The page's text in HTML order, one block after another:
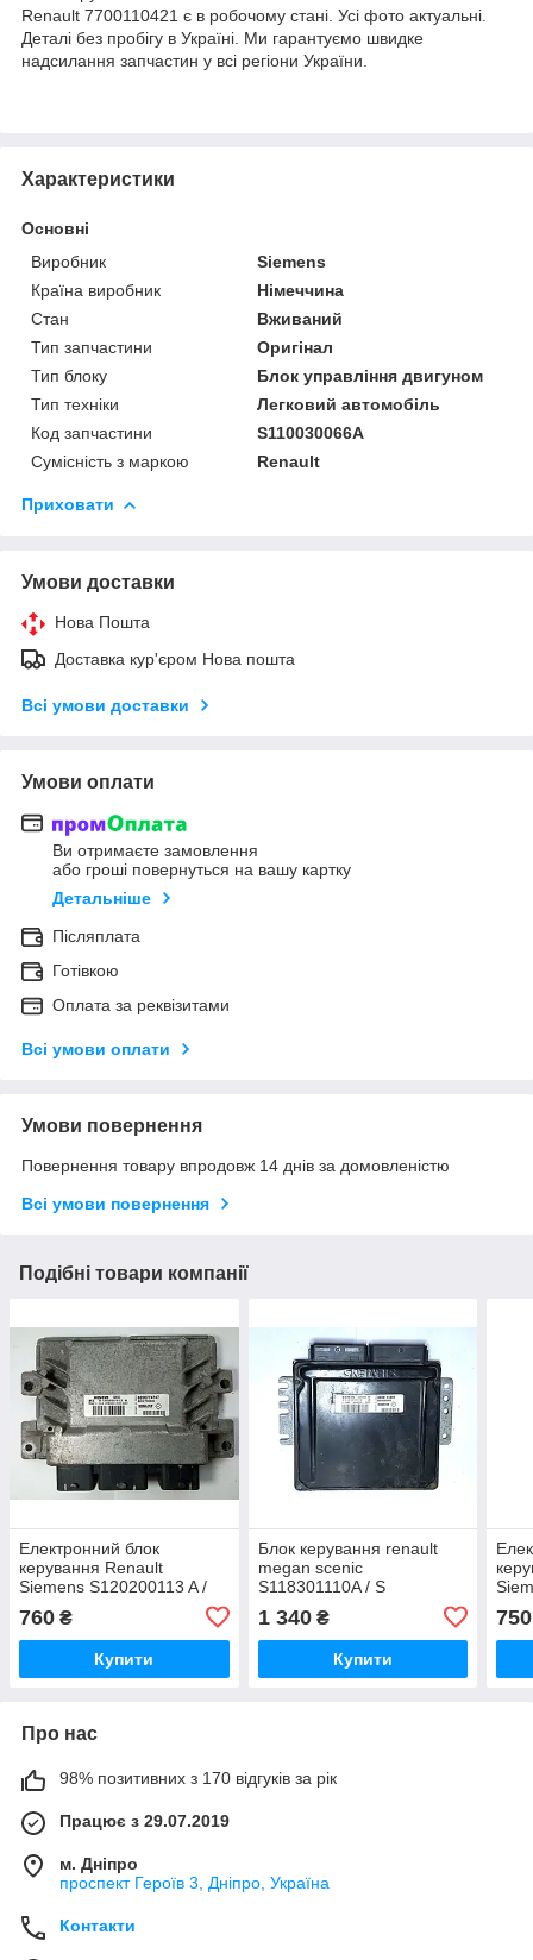
Renault 7700110421 є в робочому стані. Усі фото актуальні.
Деталі без пробігу в Україні. Ми гарантуємо швидке
надсилання запчастин у всі регіони України.
Характеристики
Основні
Виробник
Siemens
Країна виробник
Німеччина
Стан
Вживаний
Тип запчастини
Оригінал
Тип блоку
Блок управління двигуном
Тип техніки
Легковий автомобіль
Код запчастини
S110030066A
Сумісність з маркою
Renault
Приховати
Умови доставки
Нова Пошта
Доставка кур'єром Нова пошта
Всі умови доставки
Умови оплати
Ви отримаєте замовлення
або гроші повернуться на вашу картку
Детальніше
Післяплата
Готівкою
Оплата за реквізитами
Всі умови оплати
Умови повернення
Повернення товару впродовж 14 днів за домовленістю
Всі умови повернення
Подібні товари компанії
Електронний блок
керування Renault
Siemens S120200113 A /
760 ₴
Купити
Блок керування renault
megan scenic
S118301110A / S
8200164240
1 340₴
Купити
750
Про нас
98% позитивних з 170 відгуків за рік
Працює з 29.07.2019
м. Дніпро
проспект Героїв 3, Дніпро, Україна
Контакти